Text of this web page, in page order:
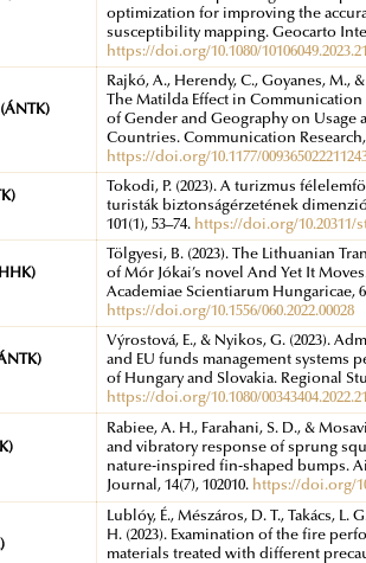
optimization for improving the
susceptibility mapping. Geocarto
https://doi.org/10.1080/
Rajkó, A., Herendy, C., Goyanes, M.,
The Matilda Effect in Communication
of Gender and Geography on Usage
Countries. Communication Research,
https://doi.org/10.1177/
Tokodi, P. (2023). A turizmus
turisták biztonságérzetének
101(1), 53–74. https://doi.org/10.20311/
Tölgyesi, B. (2023). The Lithuanian
of Mór Jókai’s novel And Yet It
Academiae Scientiarum Hungaricae,
https://doi.org/10.1556/060.2022.00028
Výrostová, E., & Nyikos, G. (2023).
and EU funds management systems
of Hungary and Slovakia. Regional
https://doi.org/10.1080/
Rabiee, A. H., Farahani, S. D., &
and vibratory response of sprung
nature-inspired fin-shaped bumps.
Journal, 14(7), 102010. https://doi.org/
Lublóy, É., Mészáros, D. T., Takács, L.
H. (2023). Examination of the fire
materials treated with different